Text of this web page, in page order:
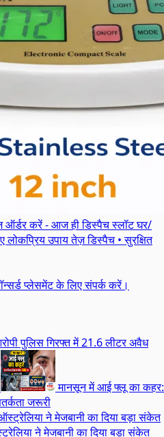
करें - आज ही डिस्पैच स्लॉटघर/
उपायतेज़ डिस्पैच • सुरक्षित
प्लेसमेंट के लिए संपर्क करें।
21.6 लीटर अवैध
मानसून में आई फ्लू का कहर:
जरूरी
ने मेजबानी का दिया बड़ा संकेत